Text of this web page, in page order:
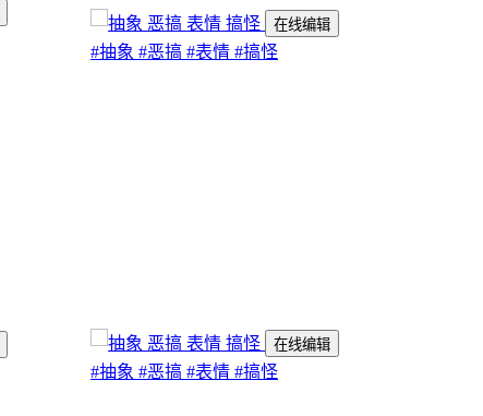
在线编辑
#抽象 #恶搞 #表情 #搞怪
在线编辑
#抽象 #恶搞 #表情 #搞怪